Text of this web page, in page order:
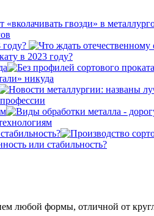
году?
в 2023 году?
никуда
или стабильность?
любой формы, отличной от